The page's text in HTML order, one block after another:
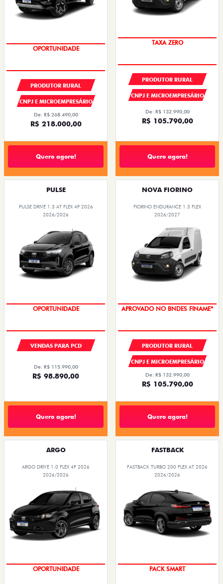
OPORTUNIDADE
PRODUTOR RURAL
CNPJ E MICROEMPRESÁRIO
De: R$ 268.490,00
R$ 218.000,00
Quero agora!
TAXA ZERO
PRODUTOR RURAL
CNPJ E MICROEMPRESÁRIO
De: R$ 132.990,00
R$ 105.790,00
Quero agora!
PULSE
PULSE DRIVE 1.3 AT FLEX 4P 2026
2026/2026
OPORTUNIDADE
VENDAS PARA PCD
De: R$ 115.990,00
R$ 98.890,00
Quero agora!
NOVA FIORINO
FIORINO ENDURANCE 1.3 FLEX
2026/2027
APROVADO NO BNDES FINAME*
PRODUTOR RURAL
CNPJ E MICROEMPRESÁRIO
De: R$ 132.990,00
R$ 105.790,00
Quero agora!
ARGO
ARGO DRIVE 1.0 FLEX 4P 2026
2026/2026
OPORTUNIDADE
FASTBACK
FASTBACK TURBO 200 FLEX AT 2026
2026/2026
PACK SMART